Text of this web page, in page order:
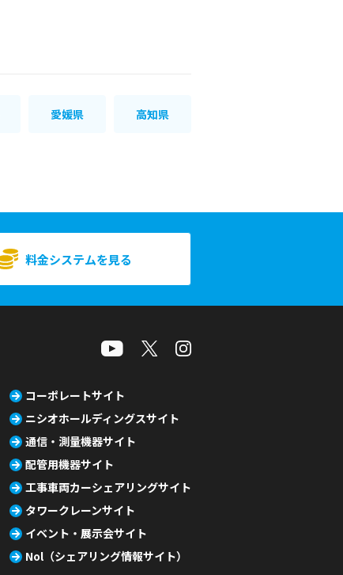
愛媛県 高知県
料金システムを見る
コーポレートサイト
ニシオホールディングスサイト
通信・測量機器サイト
配管用機器サイト
工事車両カーシェアリングサイト
タワークレーンサイト
イベント・展示会サイト
Nol（シェアリング情報サイト）